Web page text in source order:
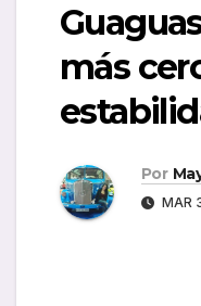
más
Por
MAR